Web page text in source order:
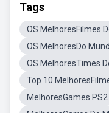
Tags
OS MelhoresFilmes
OS MelhoresDo
OS MelhoresTimes
Top 10
MelhoresGames PS2